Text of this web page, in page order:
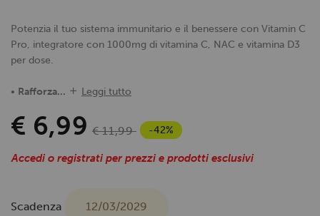
Potenzia il tuo sistema immunitario e il benessere con Vitamin C
Pro, integratore con 1000mg di vitamina C, NAC e vitamina D3
per dose.
• Rafforza... Leggi tutto
€ 6,99 € 11,99 -42%
Accedi o registrati per prezzi e prodotti esclusivi
Scadenza 12/03/2029